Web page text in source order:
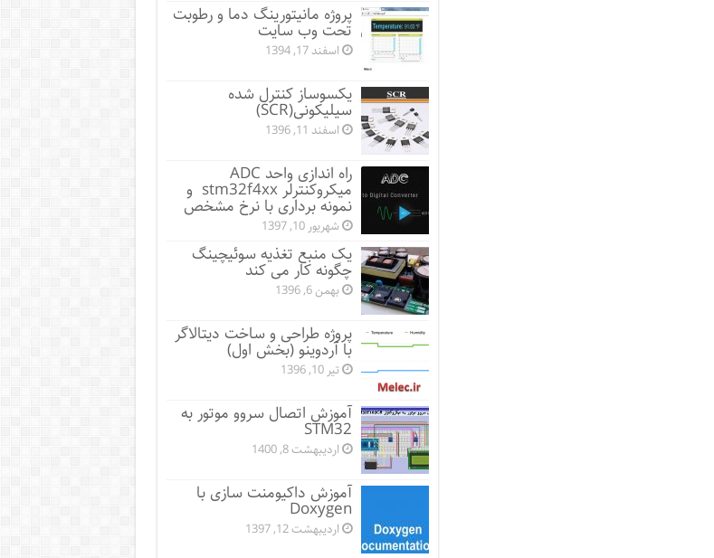
پروژه مانيتورينگ دما و رطوبت
تحت وب سایت
اسفند 17, 1394
یکسوساز کنترل شده
سیلیکونی(SCR)
اسفند 11, 1396
راه اندازی واحد ADC
میکروکنترلر stm32f4xx و
نمونه برداری با نرخ مشخص
شهریور 10, 1397
یک منبع تغذیه سوئیچینگ
چگونه کار می کند
بهمن 6, 1396
پروژه طراحی و ساخت دیتالاگر
با آردوینو (بخش اول)
تیر 10, 1396
آموزش اتصال سروو موتور به
STM32
اردیبهشت 8, 1400
آموزش داکیومنت سازی با
Doxygen
اردیبهشت 12, 1397